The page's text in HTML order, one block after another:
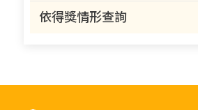
依得獎情形查詢